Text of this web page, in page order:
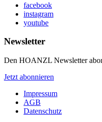
facebook
instagram
youtube
Newsletter
Den HOANZL Newsletter
Jetzt abonnieren
Impressum
AGB
Datenschutz